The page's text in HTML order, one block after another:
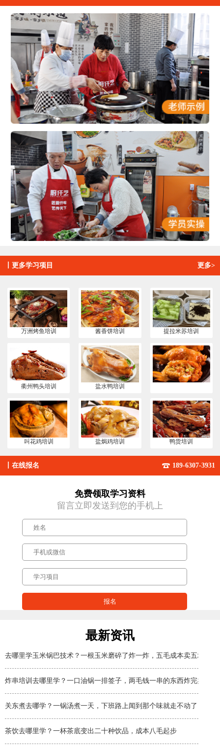
更多学习项目 更多>
万洲烤鱼培训 酱香饼培训 提拉米苏培训
衢州鸭头培训 盐水鸭培训
叫花鸡培训 盐焗鸡培训 鸭货培训
在线报名 189-6307-3931
免费领取学习资料
留言立即发送到您的手机上
最新资讯
去哪里学玉米锅巴技术？一根玉米磨碎了炸一炸，五毛成本卖五块
炸串培训去哪里学？一口油锅一排签子，两毛钱一串的东西炸完卖两块
关东煮去哪学？一锅汤煮一天，下班路上闻到那个味就走不动了
茶饮去哪里学？一杯茶底变出二十种饮品，成本八毛起步